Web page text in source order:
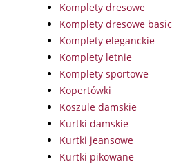
Komplety dresowe
Komplety dresowe basic
Komplety eleganckie
Komplety letnie
Komplety sportowe
Kopertówki
Koszule damskie
Kurtki damskie
Kurtki jeansowe
Kurtki pikowane